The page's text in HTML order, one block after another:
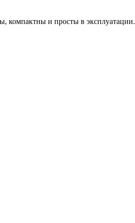
компактны и просты в эксплуатации.